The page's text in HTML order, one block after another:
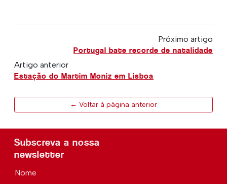
Próximo artigo
Portugal bate recorde de natalidade
Artigo anterior
Estação do Martim Moniz em Lisboa
← Voltar à página anterior
Subscreva a nossa
newsletter
Nome